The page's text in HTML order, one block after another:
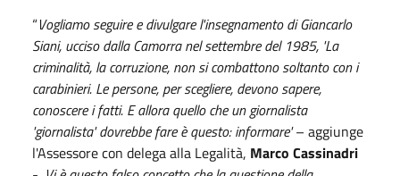
“Vogliamo seguire e divulgare l'insegnamento di Giancarlo
Siani, ucciso dalla Camorra nel settembre del 1985, 'La
criminalità, la corruzione, non si combattono soltanto con i
carabinieri. Le persone, per scegliere, devono sapere,
conoscere i fatti. E allora quello che un giornalista
'giornalista' dovrebbe fare è questo: informare'– aggiunge
l'Assessore con delega alla Legalità, Marco Cassinadri